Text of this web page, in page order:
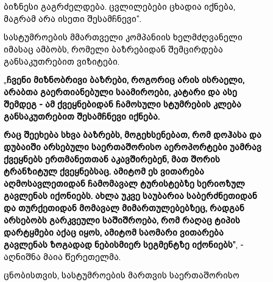
ბიზნესი გაგრძელდება. ცვლილებები ცხადია იქნება,
მაგრამ არა ისეთი შესამჩნევი“.
სასტუმროების მმართველი კომპანიის ხელმძღვანელი
იმასაც ამბობს, რომელი ბაზრებიდან შემცირდება
განსაკუთრებით ვიზიტები.
„ჩვენი მიზნობრივი ბაზრები, როგორიც არის ისრაელი,
არაბთა გაერთიანებული საამიროები, კატარი და ასე
შემდეგ - ამ ქვეყნებიდან ჩამოსული სტუმრების კლება
განსაკუთრებით შესამჩნევი იქნება.
რაც შეეხება სხვა ბაზრებს, მოგეხსენებათ, რომ დოჰასა და
დუბაიში არსებული საერთაშორისო აეროპორტები უამრავ
ქვეყნებს ერთმანეთთან აკავშირებენ, მათ შორის
ტრანზიტულ ქვეყნებსაც. ამიტომ ეს ვითარება
აღმოსავლეთიდან ჩამომავალ ტურისტებზე სერიოზულ
გავლენას იქონიებს. ახლა უკვე საუბარია საბერძნეთიდან
და თურქეთიდან მომავალ მიმართულებებზეც, რადგან
არსებობს გარკვეული საშიშროება, რომ რაღაც ტიპის
დარტყმები აქაც იყოს, ამიტომ საომარი ვითარება
გავლენას ზოგადად ნებისმიერ სეგმენტზე იქონიებს", -
აღნიშნა მაია წერეთელმა.
ცნობისთვის, სასტუმროების მართვის საერთაშორისო